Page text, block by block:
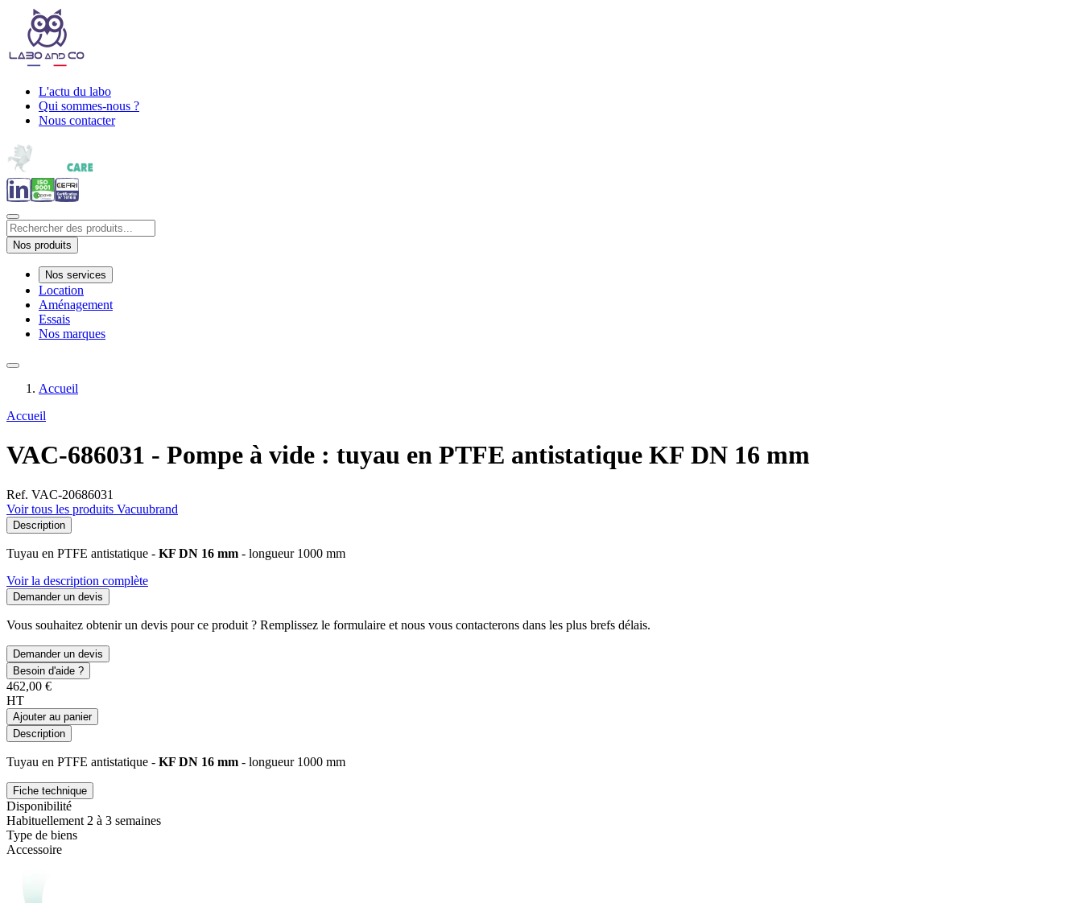
L'actu du labo
Qui sommes-nous ?
Nous contacter
Nos produits
Nos services
Location
Aménagement
Essais
Nos marques
Accueil
Accueil
VAC-686031 - Pompe à vide : tuyau en PTFE antistatique KF DN 16 mm
Ref. VAC-20686031
Voir tous les produits Vacuubrand
Description
Tuyau en PTFE antistatique - KF DN 16 mm - longueur 1000 mm
Voir la description complète
Demander un devis
Vous souhaitez obtenir un devis pour ce produit ? Remplissez le formulaire et nous vous contacterons dans les plus brefs délais.
Demander un devis
Besoin d'aide ?
462,00 €
HT
Ajouter au panier
Description
Tuyau en PTFE antistatique - KF DN 16 mm - longueur 1000 mm
Fiche technique
Disponibilité
Habituellement 2 à 3 semaines
Type de biens
Accessoire